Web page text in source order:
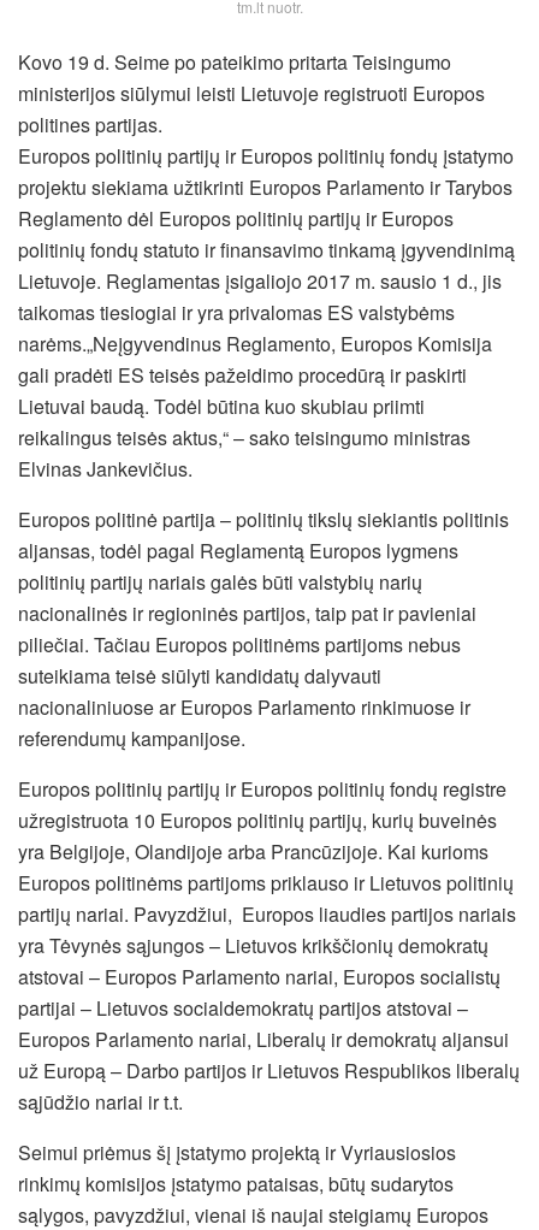
tm.lt nuotr.
Kovo 19 d. Seime po pateikimo pritarta Teisingumo
ministerijos siūlymui leisti Lietuvoje registruoti Europos
politines partijas.
Europos politinių partijų ir Europos politinių fondų įstatymo
projektu siekiama užtikrinti Europos Parlamento ir Tarybos
Reglamento dėl Europos politinių partijų ir Europos
politinių fondų statuto ir finansavimo tinkamą įgyvendinimą
Lietuvoje. Reglamentas įsigaliojo 2017 m. sausio 1 d., jis
taikomas tiesiogiai ir yra privalomas ES valstybėms
narėms.„Neįgyvendinus Reglamento, Europos Komisija
gali pradėti ES teisės pažeidimo procedūrą ir paskirti
Lietuvai baudą. Todėl būtina kuo skubiau priimti
reikalingus teisės aktus,“ – sako teisingumo ministras
Elvinas Jankevičius.
Europos politinė partija – politinių tikslų siekiantis politinis
aljansas, todėl pagal Reglamentą Europos lygmens
politinių partijų nariais galės būti valstybių narių
nacionalinės ir regioninės partijos, taip pat ir pavieniai
piliečiai. Tačiau Europos politinėms partijoms nebus
suteikiama teisė siūlyti kandidatų dalyvauti
nacionaliniuose ar Europos Parlamento rinkimuose ir
referendumų kampanijose.
Europos politinių partijų ir Europos politinių fondų registre
užregistruota 10 Europos politinių partijų, kurių buveinės
yra Belgijoje, Olandijoje arba Prancūzijoje. Kai kurioms
Europos politinėms partijoms priklauso ir Lietuvos politinių
partijų nariai. Pavyzdžiui, Europos liaudies partijos nariais
yra Tėvynės sąjungos – Lietuvos krikščionių demokratų
atstovai – Europos Parlamento nariai, Europos socialistų
partijai – Lietuvos socialdemokratų partijos atstovai –
Europos Parlamento nariai, Liberalų ir demokratų aljansui
už Europą – Darbo partijos ir Lietuvos Respublikos liberalų
sąjūdžio nariai ir t.t.
Seimui priėmus šį įstatymo projektą ir Vyriausiosios
rinkimų komisijos įstatymo pataisas, būtų sudarytos
sąlygos, pavyzdžiui, vienai iš naujai steigiamų Europos